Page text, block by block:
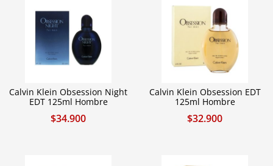
Calvin Klein Obsession Night
EDT 125ml Hombre
$34.900
Calvin Klein Obsession EDT
125ml Hombre
$32.900